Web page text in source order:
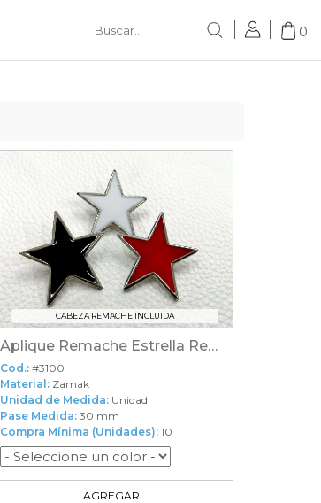
0
CABEZA REMACHE INCLUIDA
Aplique Remache Estrella Resinada Gr
Cod.: #3100
Material: Zamak
Unidad de Medida: Unidad
Pase Medida: 30 mm
Compra Mínima (Unidades): 10
AGREGAR
10en el carrito